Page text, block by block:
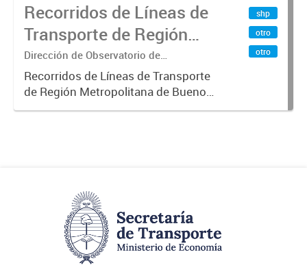
Recorridos de Líneas de
Transporte de Región
Metropolitana de
Buenos Aires (RMBA)
Dirección de Observatorio de
Transporte, Estudio y Sistemas
Recorridos de Líneas de Transporte
de Región Metropolitana de Buenos
Aires (RMBA).-
shp
otro
otro